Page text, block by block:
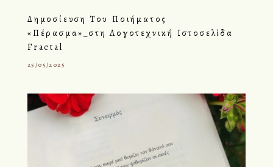
Δημοσίευση Του Ποιήματος
«Πέρασμα»_στη Λογοτεχνική Ιστοσελίδα
Fractal
25/05/2025